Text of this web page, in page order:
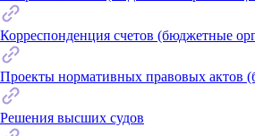
Корреспонденция счетов (бюджетные
Проекты нормативных правовых актов
Решения высших судов